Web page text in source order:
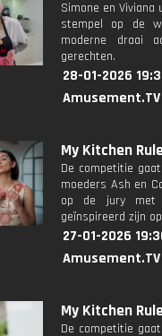
Simone en
stempel op de
moderne draai
gerechten.
28-01-2026
Amusement.TV
My Kitchen
De competitie
moeders Ash en
op de jury met
geïnspireerd zijn
27-01-2026
Amusement.TV
My Kitchen
De competitie